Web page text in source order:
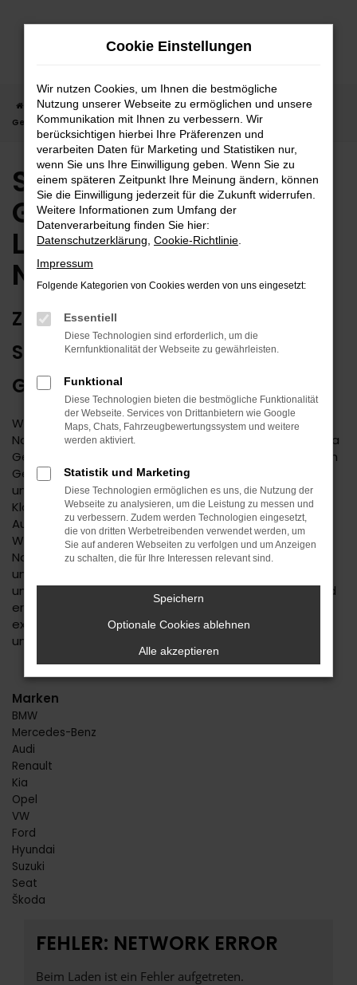
Zum
Startseite Nagold Suzuki Suzuki Vitara
Suzuki Vitara
Gebrauchtwagen | Lieferservice nach Nagold
Suzuki Vitara
Gebrauchtwagen |
Lieferservice nach
Nagold
ZUVERLÄSSIG FÜR NAGOLD – IHR
SUZUKI VITARA
GEBRAUCHTWAGEN
Wenn Sie einen zuverlässigen Mobilitätspartner für
Nagold suchen, empfehlen wir Ihnen einen Suzuki Vitara
Gebrauchtwagen. Dieses Modell hat in jeder bisherigen
Generation seine Langlebigkeit unter Beweis gestellt
und befindet sich längst auf dem Weg zu einem
Klassiker. Kennzeichnend ist das hohe
Ausstattungslevel sowie die Effizienz der Motoren.
Wenn Sie Ihren Suzuki Vitara Gebrauchtwagen für
Nagold im Autohaus Daub kaufen, profitieren Sie von
unseren hohen Qualitätsmaßstäben. Jedes Fahrzeug
unterläuft vor dem Verkauf eine Fülle an Tests. Wir sind
erst dann zufrieden, wenn keinerlei Mängel mehr
existieren und stellen dies durch die hohe Kompetenz
und Erfahrung unserer Kfz-Meisterwerkstatt sicher.
Marken
BMW
Mercedes-Benz
Audi
Renault
Kia
Opel
VW
Ford
Hyundai
Suzuki
Seat
Škoda
FEHLER: NETWORK ERROR
Beim Laden ist ein Fehler aufgetreten.
Cookie Einstellungen
Wir nutzen Cookies, um Ihnen die bestmögliche
Nutzung unserer Webseite zu ermöglichen und unsere
Kommunikation mit Ihnen zu verbessern. Wir
berücksichtigen hierbei Ihre Präferenzen und
verarbeiten Daten für Marketing und Statistiken nur,
wenn Sie uns Ihre Einwilligung geben. Wenn Sie zu
einem späteren Zeitpunkt Ihre Meinung ändern, können
Sie die Einwilligung jederzeit für die Zukunft widerrufen.
Weitere Informationen zum Umfang der
Datenverarbeitung finden Sie hier:
Datenschutzerklärung Cookie-Richtlinie
Impressum
Folgende Kategorien von Cookies werden von uns eingesetzt:
Essentiell
Diese Technologien sind erforderlich, um die
Kernfunktionalität der Webseite zu gewährleisten.
Funktional
Diese Technologien bieten die bestmögliche Funktionalität
der Webseite. Services von Drittanbietern wie Google
Maps, Chats, Fahrzeugbewertungssystem und weitere
werden aktiviert.
Statistik und Marketing
Diese Technologien ermöglichen es uns, die Nutzung der
Webseite zu analysieren, um die Leistung zu messen und
zu verbessern. Zudem werden Technologien eingesetzt,
die von dritten Werbetreibenden verwendet werden, um
Sie auf anderen Webseiten zu verfolgen und um Anzeigen
zu schalten, die für Ihre Interessen relevant sind.
Speichern
Optionale Cookies ablehnen
Alle akzeptieren